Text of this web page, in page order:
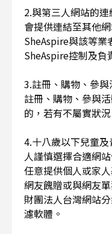
2.與第三人網站的
會提供連結至其他
SheAspire與該等業
SheAspire控制及負
3.註冊、購物、參
註冊、購物、參與
的，若有不屬實狀
4.十八歲以下兒童
人謹慎選擇合適網
任意提供個人或家
網友餽贈或與網友
財團法人台灣網站
濾軟體。